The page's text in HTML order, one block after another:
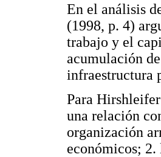
En el análisis
(1998, p. 4)
trabajo y el
acumulación
infraestructura
Para
una relación
organización
económicos;